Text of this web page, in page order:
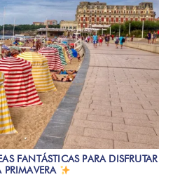
FANTÁSTICAS PARA DISFRUTAR
PRIMAVERA